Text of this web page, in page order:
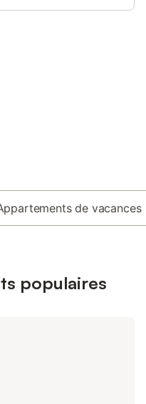
nous. Il est interdit
appartement de
la table de ping-
de vacances
populaires